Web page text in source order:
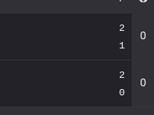
2
1
0
2
0
0